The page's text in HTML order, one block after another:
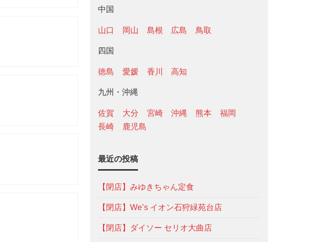
中国
山口 岡山 島根 広島 鳥取
四国
徳島 愛媛 香川 高知
九州・沖縄
佐賀 大分 宮崎 沖縄 熊本
福岡
長崎
鹿児島
最近の投稿
【閉店】みゆきちゃん定食
【閉店】We’s イオン石狩緑苑台店
【閉店】ダイソー セリオ大曲店